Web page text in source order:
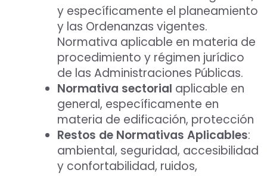
y específicamente el planeamiento
y las Ordenanzas vigentes.
Normativa aplicable en materia de
procedimiento y régimen jurídico
de las Administraciones Públicas.
Normativa sectorial aplicable en
general, específicamente en
materia de edificación, protección
Restos de Normativas Aplicables:
ambiental, seguridad, accesibilidad
y confortabilidad, ruidos,